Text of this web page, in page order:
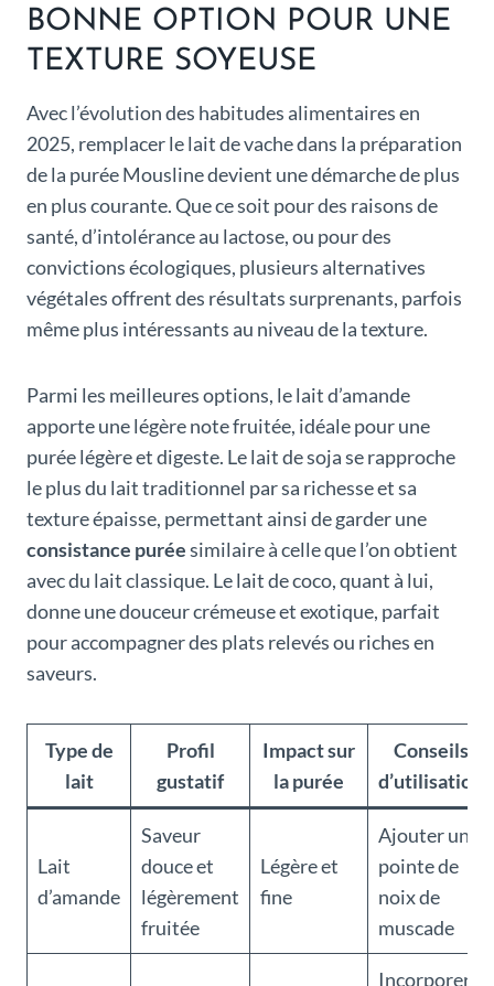
BONNE OPTION POUR UNE
TEXTURE SOYEUSE
Avec l’évolution des habitudes alimentaires en
2025, remplacer le lait de vache dans la préparation
de la purée Mousline devient une démarche de plus
en plus courante. Que ce soit pour des raisons de
santé, d’intolérance au lactose, ou pour des
convictions écologiques, plusieurs alternatives
végétales offrent des résultats surprenants, parfois
même plus intéressants au niveau de la texture.
Parmi les meilleures options, le lait d’amande
apporte une légère note fruitée, idéale pour une
purée légère et digeste. Le lait de soja se rapproche
le plus du lait traditionnel par sa richesse et sa
texture épaisse, permettant ainsi de garder une
consistance puréesimilaire à celle que l’on obtient
avec du lait classique. Le lait de coco, quant à lui,
donne une douceur crémeuse et exotique, parfait
pour accompagner des plats relevés ou riches en
saveurs.
Type de
lait
Profil
gustatif
Impact sur
la purée
Conseils
d’utilisation
Lait
d’amande
Saveur
douce et
légèrement
fruitée
Légère et
fine
Ajouter une
pointe de
noix de
muscade
Incorporer